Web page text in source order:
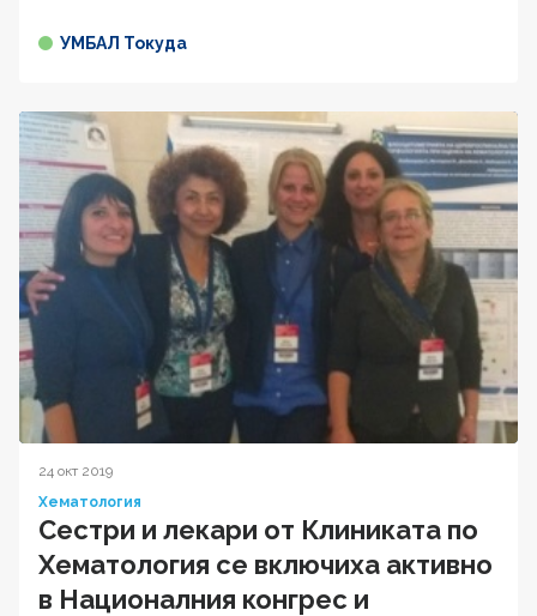
УМБАЛ Токуда
24 окт 2019
Хематология
Сестри и лекари от Клиниката по
Хематология се включиха активно
в Националния конгрес и